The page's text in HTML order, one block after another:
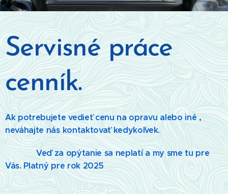
Servisné práce
cenník.
Ak potrebujete vedieť cenu na opravu alebo iné ,
neváhajte nás kontaktovať kedykoľvek.
Veď za opýtanie sa neplatí a my sme tu pre
Vás. Platný pre rok 2025